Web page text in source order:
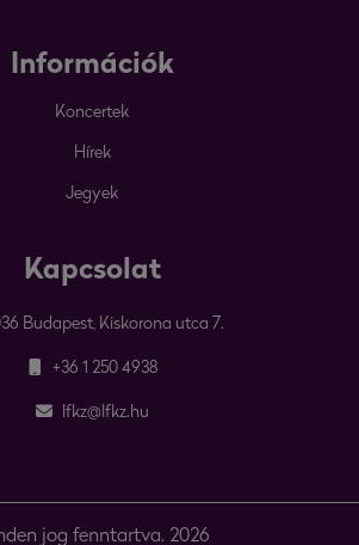
Információk
Koncertek
Hírek
Jegyek
Kapcsolat
Budapest, Kiskorona utca 7.
+36 1 250 4938
lfkz@lfkz.hu
jog fenntartva. 2026